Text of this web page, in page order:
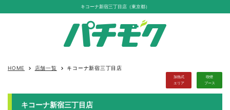
キコーナ新宿三丁目店（東京都）
HOME keyboard_arrow_right 店舗一覧 keyboard_arrow_right キコーナ新宿三丁目店
加熱式
エリア
喫煙
ブース
キコーナ新宿三丁目店